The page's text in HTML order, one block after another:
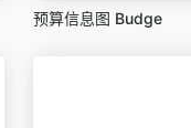
预算信息图 Budge